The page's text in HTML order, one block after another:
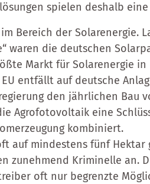
spielen deshalb
Bereich der Solarenergie.
waren die deutschen
Markt für Solarenergie in
entfällt auf deutsche
den jährlichen Bau
Agrofotovoltaik eine
kombiniert.
auf mindestens fünf Hektar
zunehmend Kriminelle an.
oft nur begrenzte